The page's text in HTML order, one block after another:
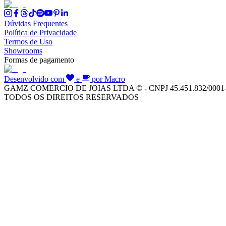
Dúvidas Frequentes
Política de Privacidade
Termos de Uso
Showrooms
Formas de pagamento
Desenvolvido com e
por Macro
GAMZ COMERCIO DE JOIAS LTDA © - CNPJ 45.451.832/
TODOS OS DIREITOS RESERVADOS